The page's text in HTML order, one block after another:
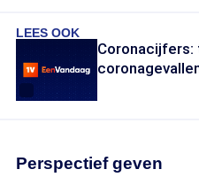
LEES OOK
Coronacijfers:
Perspectief geven